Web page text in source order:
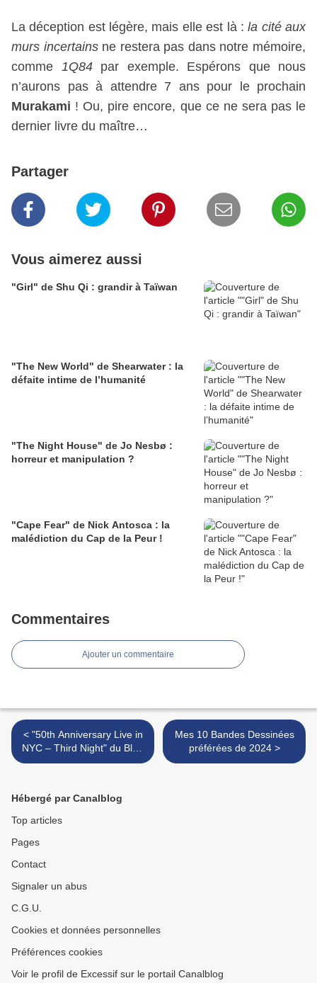
La déception est légère, mais elle est là :la cité aux
murs incertainsne restera pas dans notre mémoire,
comme 1Q84par exemple. Espérons que nous
n’aurons pas à attendre 7 ans pour le prochain
Murakami ! Ou, pire encore, que ce ne sera pas le
dernier livre du maître…
Partager
Vous aimerez aussi
"Girl" de Shu Qi : grandir à Taïwan
"The New World" de Shearwater : la
défaite intime de l’humanité
"The Night House" de Jo Nesbø :
horreur et manipulation ?
"Cape Fear" de Nick Antosca : la
malédiction du Cap de la Peur !
Commentaires
Ajouter un commentaire
< "50th Anniversary Live in
NYC – Third Night" du Blue
Öyster Cult : Secret
Mes 10 Bandes Dessinées
préférées de 2024 >
Hébergé par Canalblog
Top articles
Pages
Contact
Signaler un abus
C.G.U.
Cookies et données personnelles
Préférences cookies
Voir le profil de Excessif sur le portail Canalblog